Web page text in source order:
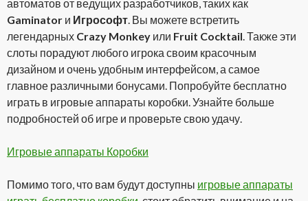
автоматов от ведущих разработчиков, таких как
Gaminator и Игрософт. Вы можете встретить
легендарных Crazy Monkey или Fruit Cocktail. Также эти
слоты порадуют любого игрока своим красочным
дизайном и очень удобным интерфейсом, а самое
главное различными бонусами. Попробуйте бесплатно
играть в игровые аппараты коробки. Узнайте больше
подробностей об игре и проверьте свою удачу.
Игровые аппараты Коробки
Помимо того, что вам будут доступны игровые аппараты